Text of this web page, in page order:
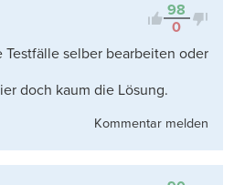
98
0
selber bearbeiten oder
doch kaum die Lösung.
Kommentar melden